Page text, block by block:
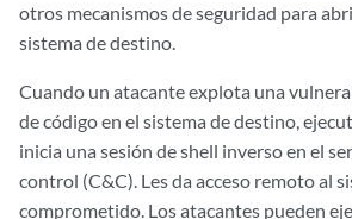
otros mecanismos de seguridad para
sistema de destino.
Cuando un atacante explota una
de código en el sistema de destino,
inicia una sesión de shell inverso en el
control (C&C). Les da acceso remoto al
comprometido. Los atacantes pueden